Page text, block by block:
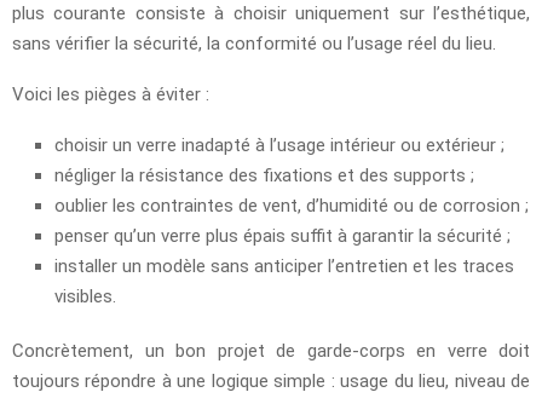
plus courante consiste à choisir uniquement sur l’esthétique,
sans vérifier la sécurité, la conformité ou l’usage réel du lieu.
Voici les pièges à éviter :
choisir un verre inadapté à l’usage intérieur ou extérieur ;
négliger la résistance des fixations et des supports ;
oublier les contraintes de vent, d’humidité ou de corrosion ;
penser qu’un verre plus épais suffit à garantir la sécurité ;
installer un modèle sans anticiper l’entretien et les traces
visibles.
Concrètement, un bon projet de garde-corps en verre doit
toujours répondre à une logique simple : usage du lieu, niveau de